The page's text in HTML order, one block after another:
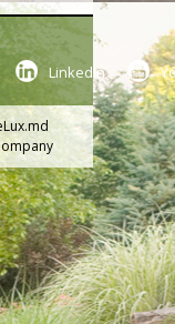
LinkedIn